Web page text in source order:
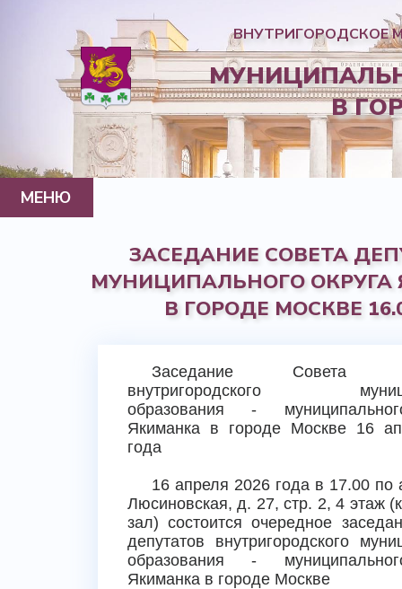
ВНУТРИГОРОДСКОЕ
В
МУНИЦИПАЛЬНЫЙ ОКРУГ
СОВЕТ ДЕПУТАТОВ
АППАРАТ СОВЕТА ДЕПУТАТОВ
НОРМАТИВНО-ПРАВОВАЯ ИНФОРМАЦИЯ
МЕНЮ
ЗАСЕДАНИЕ СОВЕТА
МУНИЦИПАЛЬНОГО
В ГОРОДЕ МОСКВЕ
Заседание Совета
внутригородского
образования -
Якиманка в городе Москве 16
года
16 апреля 2026 года в 17.00 по
Люсиновская, д. 27, стр. 2, 4 этаж
зал) состоится очередное
депутатов внутригородского
образования -
Якиманка в городе Москве